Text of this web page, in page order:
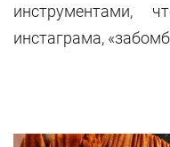
инструментами,
инстаграма,